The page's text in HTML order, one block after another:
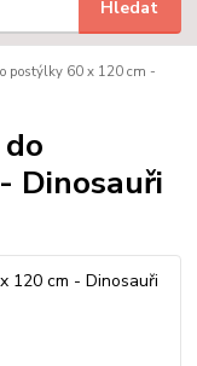
Hledat
postýlky 60 x 120 cm -
Dinosauři